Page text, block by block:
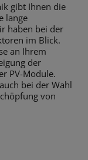
gibt Ihnen die
lange
haben bei der
im Blick.
an Ihrem
der
PV-Module.
bei der Wahl
von